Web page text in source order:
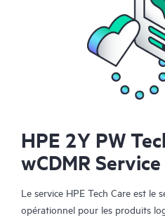
HPE 2Y PW
wCDMR
Le service HPE Tech Care est le
opérationnel pour les produits